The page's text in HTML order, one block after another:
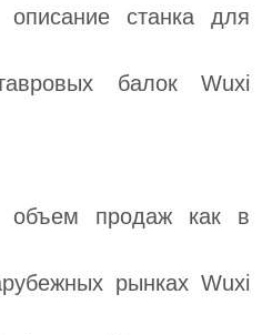
описание станка для
балок Wuxi
продаж как в
рынках Wuxi